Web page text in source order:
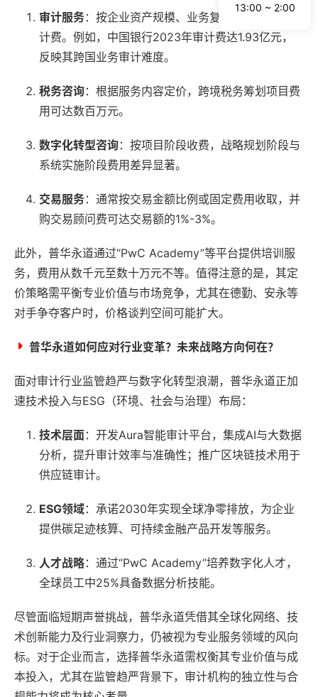
审计服务：按企业资产规模、业务复杂度及审计工时
计费。例如，中国银行2023年审计费达1.93亿元，
反映其跨国业务审计难度。
税务咨询：根据服务内容定价，跨境税务筹划项目费
用可达数百万元。
数字化转型咨询：按项目阶段收费，战略规划阶段与
系统实施阶段费用差异显著。
交易服务：通常按交易金额比例或固定费用收取，并
购交易顾问费可达交易额的1%-3%。
此外，普华永道通过“PwC Academy”等平台提供培训服
务，费用从数千元至数十万元不等。值得注意的是，其定
价策略需平衡专业价值与市场竞争，尤其在德勤、安永等
对手争夺客户时，价格谈判空间可能扩大。
普华永道如何应对行业变革？未来战略方向何在？
面对审计行业监管趋严与数字化转型浪潮，普华永道正加
速技术投入与ESG（环境、社会与治理）布局：
技术层面：开发Aura智能审计平台，集成AI与大数据
分析，提升审计效率与准确性；推广区块链技术用于
供应链审计。
ESG领域：承诺2030年实现全球净零排放，为企业
提供碳足迹核算、可持续金融产品开发等服务。
人才战略：通过“PwC Academy”培养数字化人才，
全球员工中25%具备数据分析技能。
尽管面临短期声誉挑战，普华永道凭借其全球化网络、技
术创新能力及行业洞察力，仍被视为专业服务领域的风向
标。对于企业而言，选择普华永道需权衡其专业价值与成
本投入，尤其在监管趋严背景下，审计机构的独立性与合
13:00 ~ 2:00